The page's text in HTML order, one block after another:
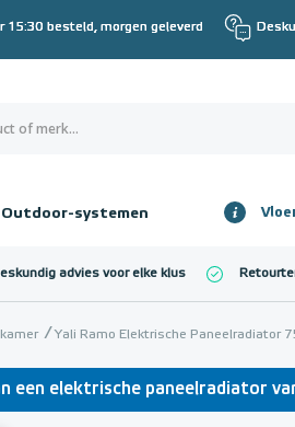
15:30 besteld, morgen geleverd
Outdoor-systemen
€ 0,00
advies voor elke klus
Yali Ramo Elektrische Paneelradiator
een elektrische paneelradiator